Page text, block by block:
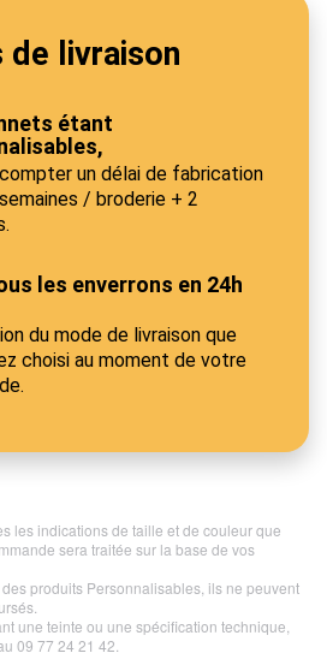
de livraison
étant
un délai de fabrication
/ broderie + 2
les enverrons en 24h
du mode de livraison que
choisi au moment de votre
les indications de taille et de couleur que
sera traitée sur la base de vos
produits Personnalisables, ils ne peuvent
une teinte ou une spécification technique,
09 77 24 21 42.